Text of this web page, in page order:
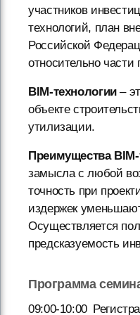
участников
технологий, план
Российской
относительно части
BIM-технологии–
объекте
утилизации.
Преимущества
замысла с любой
точность при
издержек
Осуществляется
предсказуемость
Программа
09:00-10:00